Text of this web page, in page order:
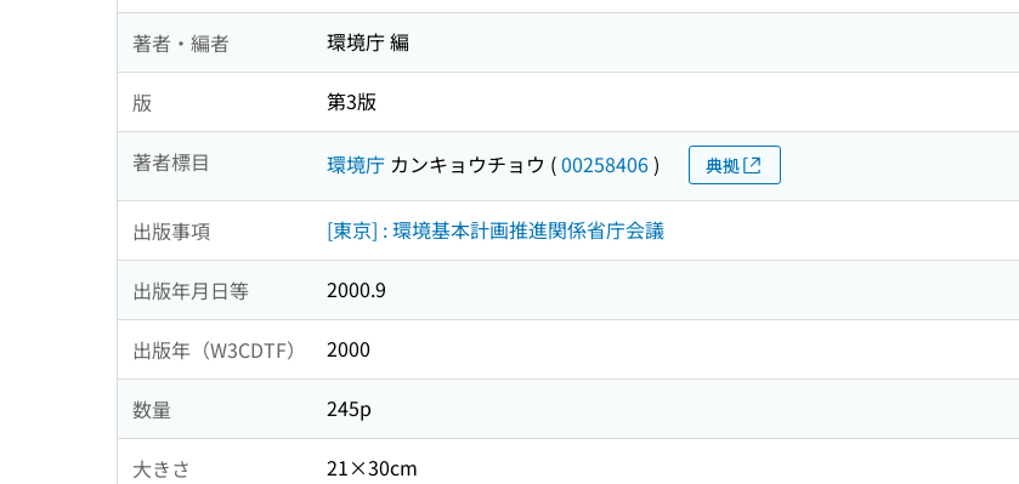
著者・編者 環境庁 編
版 第3版
著者標目 環境庁 カンキョウチョウ (00258406) 典拠
出版事項 [東京] : 環境基本計画推進関係省庁会議
出版年月日等 2000.9
出版年（W3CDTF） 2000
数量 245p
大きさ 21×30cm